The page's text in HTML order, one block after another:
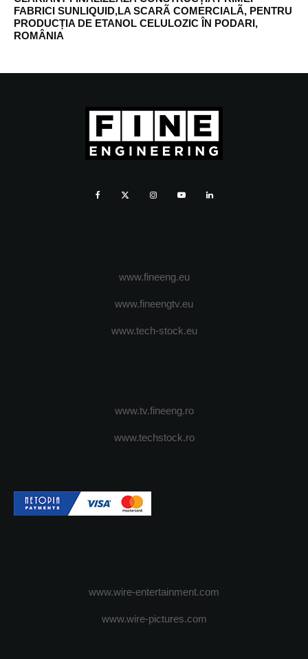
FABRICI SUNLIQUID,LA SCARÃ COMERCIALÃ, PENTRU
PRODUCȚIA DE ETANOL CELULOZIC ÎN PODARI,
ROMÂNIA
www.fineeng.eu
www.fineengtv.eu
www.tech-stock.eu
www.tv.fineeng.ro
www.techstock.ro
www.wire-entertainment.com
www.wire-pictures.com